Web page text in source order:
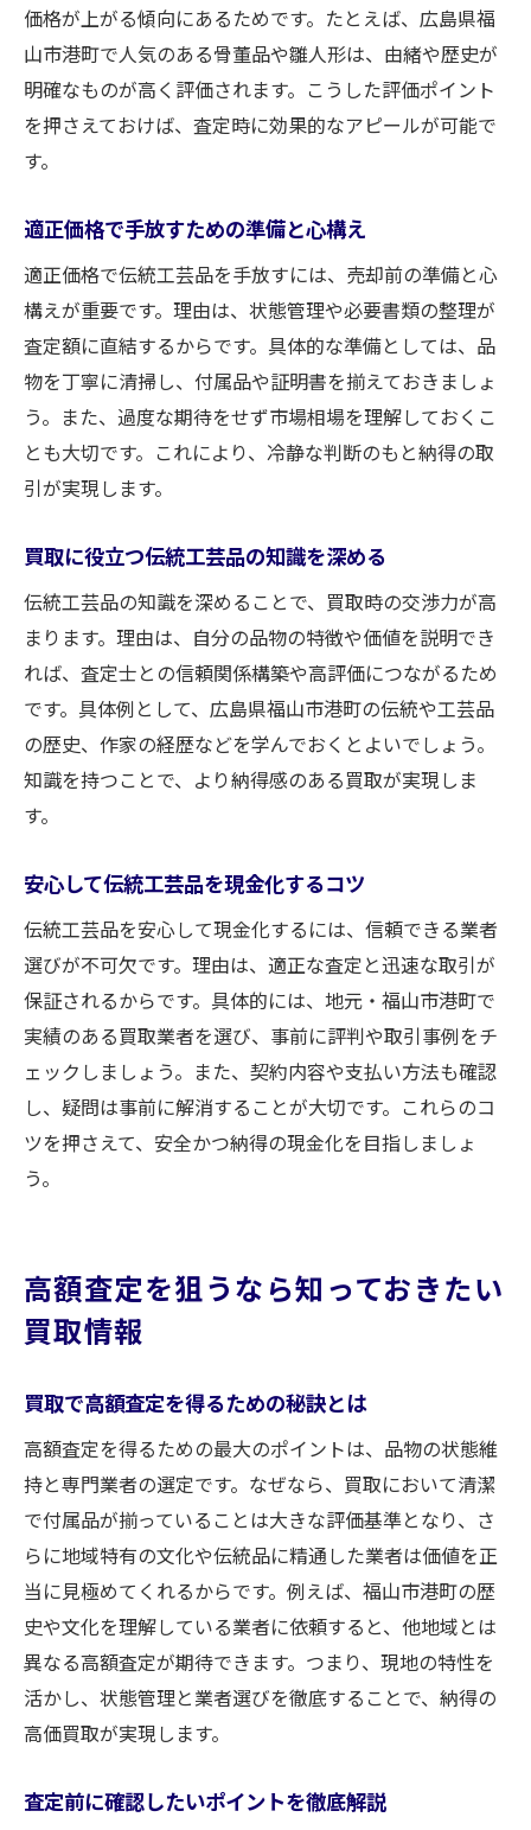
価格が上がる傾向にあるためです。たとえば、広島県福
山市港町で人気のある骨董品や雛人形は、由緒や歴史が
明確なものが高く評価されます。こうした評価ポイント
を押さえておけば、査定時に効果的なアピールが可能で
す。
適正価格で手放すための準備と心構え
適正価格で伝統工芸品を手放すには、売却前の準備と心
構えが重要です。理由は、状態管理や必要書類の整理が
査定額に直結するからです。具体的な準備としては、品
物を丁寧に清掃し、付属品や証明書を揃えておきましょ
う。また、過度な期待をせず市場相場を理解しておくこ
とも大切です。これにより、冷静な判断のもと納得の取
引が実現します。
買取に役立つ伝統工芸品の知識を深める
伝統工芸品の知識を深めることで、買取時の交渉力が高
まります。理由は、自分の品物の特徴や価値を説明でき
れば、査定士との信頼関係構築や高評価につながるため
です。具体例として、広島県福山市港町の伝統や工芸品
の歴史、作家の経歴などを学んでおくとよいでしょう。
知識を持つことで、より納得感のある買取が実現しま
す。
安心して伝統工芸品を現金化するコツ
伝統工芸品を安心して現金化するには、信頼できる業者
選びが不可欠です。理由は、適正な査定と迅速な取引が
保証されるからです。具体的には、地元・福山市港町で
実績のある買取業者を選び、事前に評判や取引事例をチ
ェックしましょう。また、契約内容や支払い方法も確認
し、疑問は事前に解消することが大切です。これらのコ
ツを押さえて、安全かつ納得の現金化を目指しましょ
う。
高額査定を狙うなら知っておきたい
買取情報
買取で高額査定を得るための秘訣とは
高額査定を得るための最大のポイントは、品物の状態維
持と専門業者の選定です。なぜなら、買取において清潔
で付属品が揃っていることは大きな評価基準となり、さ
らに地域特有の文化や伝統品に精通した業者は価値を正
当に見極めてくれるからです。例えば、福山市港町の歴
史や文化を理解している業者に依頼すると、他地域とは
異なる高額査定が期待できます。つまり、現地の特性を
活かし、状態管理と業者選びを徹底することで、納得の
高価買取が実現します。
査定前に確認したいポイントを徹底解説